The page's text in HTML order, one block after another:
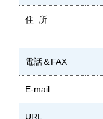
住 所
電話＆FAX
E-mail
URL